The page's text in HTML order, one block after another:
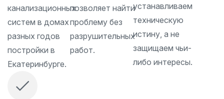
канализационных
систем в домах
разных годов
постройки в
Екатеринбурге.
позволяет найти
проблему без
разрушительных
работ.
устанавливаем
техническую
истину, а не
защищаем чьи-
либо интересы.